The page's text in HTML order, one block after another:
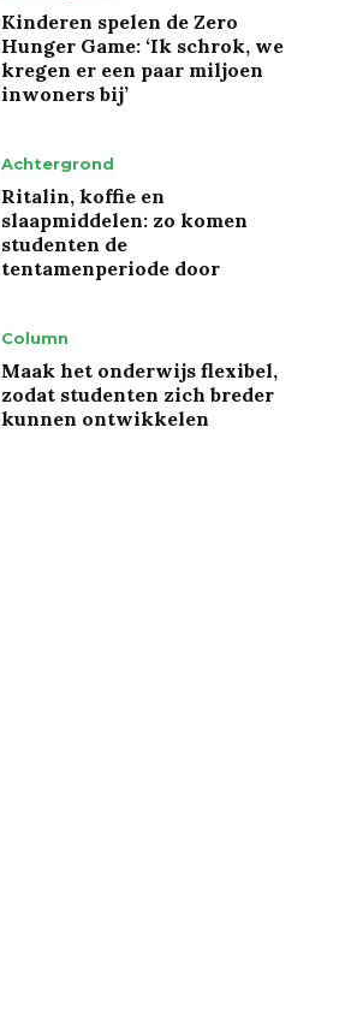
Kinderen spelen de Zero
Hunger Game: ‘Ik schrok, we
kregen er een paar miljoen
inwoners bij’
Achtergrond
Ritalin, koffie en
slaapmiddelen: zo komen
studenten de
tentamenperiode door
Column
Maak het onderwijs flexibel,
zodat studenten zich breder
kunnen ontwikkelen